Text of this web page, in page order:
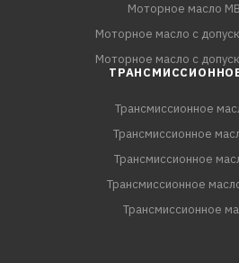
Моторное масло
Моторное масло с
Моторное масло с
Трансмиссионное
Трансмиссионное
Трансмиссионное
Трансмиссионное
Трансмиссионное